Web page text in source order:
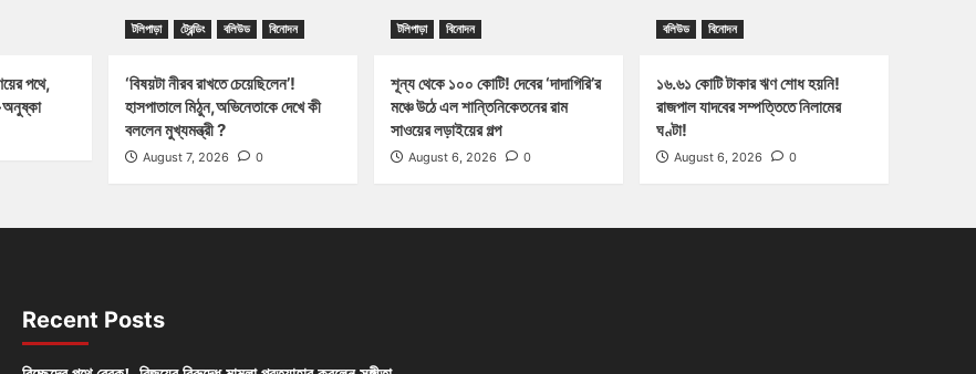
পথে,
টলিপাড়া ট্রেন্ডিং বলিউড বিনোদন
‘বিষয়টা নীরব রাখতে চেয়েছিলেন’!
হাসপাতালে মিঠুন,অভিনেতাকে দেখে কী
বললেন মুখ্যমন্ত্রী ?
August 7, 2026 0
টলিপাড়া বিনোদন
শূন্য থেকে ১০০ কোটি! দেবের ‘দাদাগিরি’র
মঞ্চে উঠে এল শান্তিনিকেতনের রাম
সাওয়ের লড়াইয়ের গল্প
August 6, 2026 0
বলিউড বিনোদন
১৬.৬১ কোটি টাকার ঋণ শোধ হয়নি!
রাজপাল যাদবের সম্পত্তিতে নিলামের
ঘণ্টা!
August 6, 2026 0
Recent Posts